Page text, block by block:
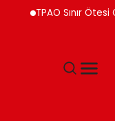
TPAO Sınır Ötesi